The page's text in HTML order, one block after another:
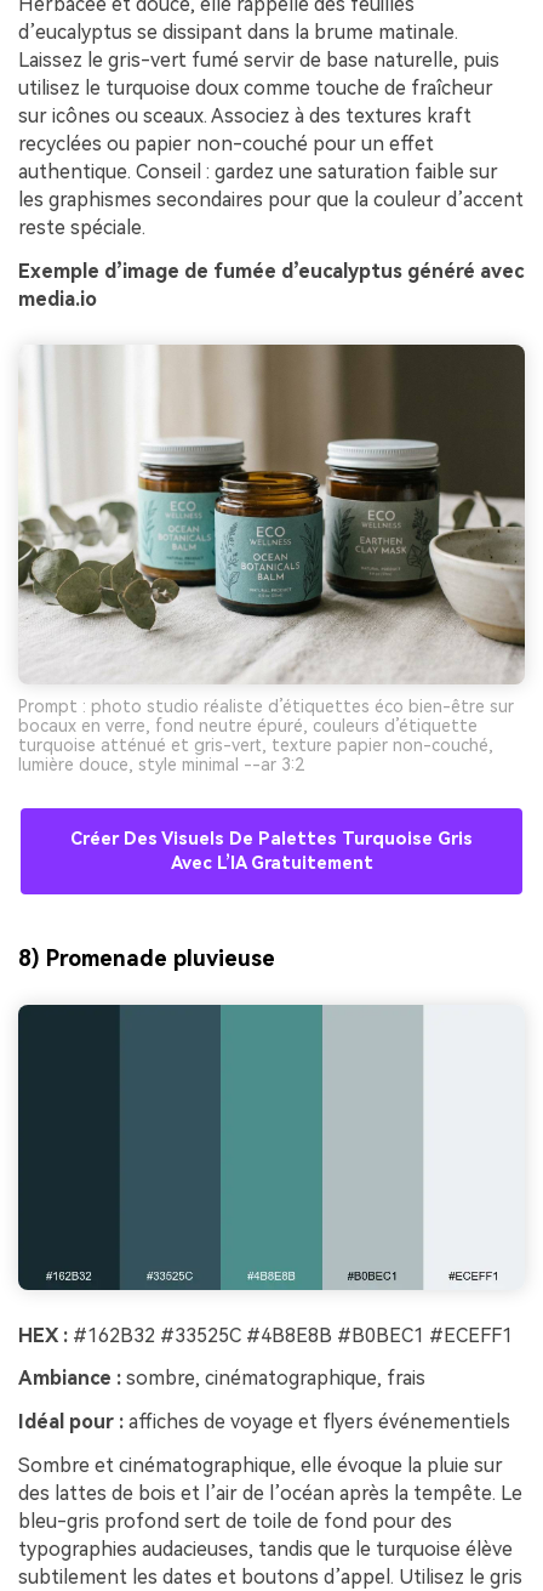
d’eucalyptus se dissipant dans la brume matinale.
Laissez le gris-vert fumé servir de base naturelle, puis
utilisez le turquoise doux comme touche de fraîcheur
sur icônes ou sceaux. Associez à des textures kraft
recyclées ou papier non-couché pour un effet
authentique. Conseil : gardez une saturation faible sur
les graphismes secondaires pour que la couleur d’accent
reste spéciale.
Exemple d’image de fumée d’eucalyptus généré avec
media.io
Prompt : photo studio réaliste d’étiquettes éco bien-être sur
bocaux en verre, fond neutre épuré, couleurs d’étiquette
turquoise atténué et gris-vert, texture papier non-couché,
lumière douce, style minimal --ar 3:2
Créer Des Visuels De Palettes Turquoise Gris
Avec L’IA Gratuitement
8) Promenade pluvieuse
HEX : #162B32 #33525C #4B8E8B #B0BEC1 #ECEFF1
Ambiance : sombre, cinématographique, frais
Idéal pour : affiches de voyage et flyers événementiels
Sombre et cinématographique, elle évoque la pluie sur
des lattes de bois et l’air de l’océan après la tempête. Le
bleu-gris profond sert de toile de fond pour des
typographies audacieuses, tandis que le turquoise élève
subtilement les dates et boutons d’appel. Utilisez le gris